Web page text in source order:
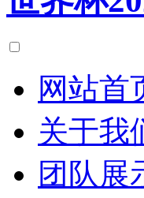
网站首
关于我
团队展